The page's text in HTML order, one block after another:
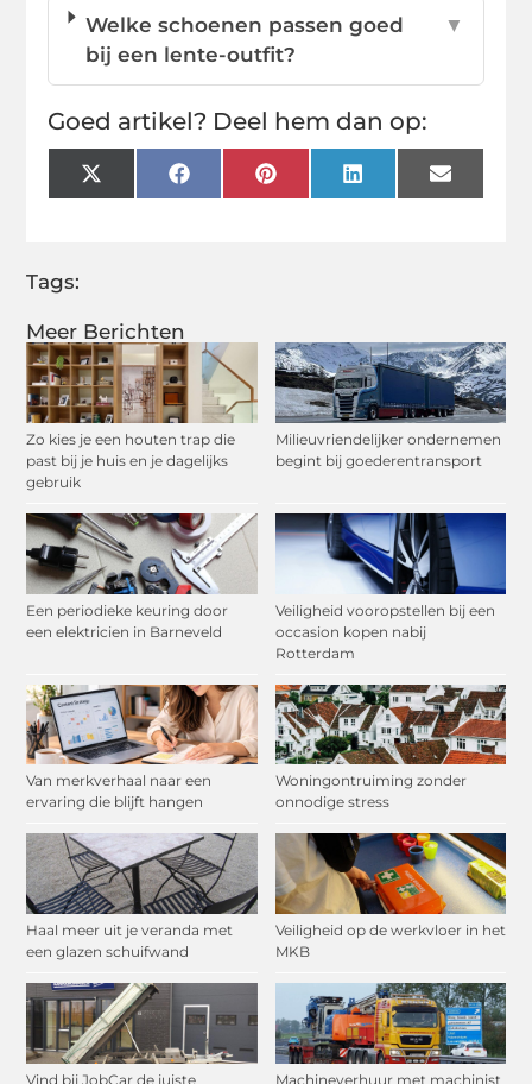
Meer Berichten
Zo kies je een houten trap die
past bij je huis en je dagelijks
gebruik
Milieuvriendelijker ondernemen
begint bij goederentransport
Een periodieke keuring door
een elektricien in Barneveld
Veiligheid vooropstellen bij een
occasion kopen nabij
Rotterdam
Van merkverhaal naar een
ervaring die blijft hangen
Woningontruiming zonder
onnodige stress
Haal meer uit je veranda met
een glazen schuifwand
Veiligheid op de werkvloer in het
MKB
Vind bij JobCar de juiste Machineverhuur met machinist
Welke schoenen passen goed
bij een lente-outfit?
▼
Goed artikel? Deel hem dan op:
X
(Twitter)
FacebookPinterestLinkedInEmail
Tags: